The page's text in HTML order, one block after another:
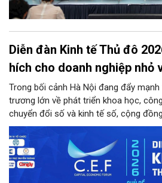
Diễn đàn Kinh tế Thủ đô
hích cho doanh nghiệp nhỏ
Trong bối cảnh Hà Nội đang đẩy
trương lớn về phát triển khoa học,
chuyển đổi số và kinh tế số, cộng
vừa trên địa bàn Thủ đô đứng trước
chưa từng có. Diễn đàn Kinh tế Thủ
được kỳ vọng sẽ trở thành cầu nối
công nghệ và nguồn lực đến gần hơn